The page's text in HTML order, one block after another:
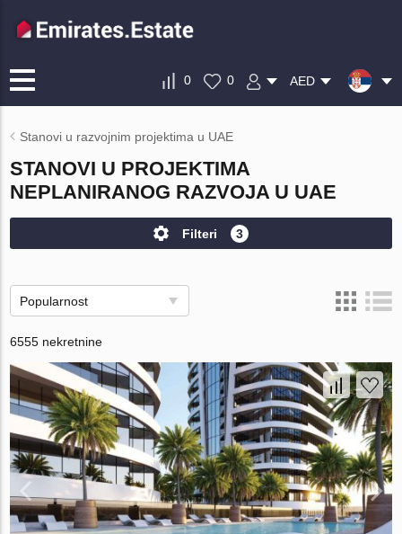
0 0 AED
Stanovi u razvojnim projektima u UAE
STANOVI U PROJEKTIMA
NEPLANIRANOG RAZVOJA U UAE
Filteri 3
Popularnost
6555 nekretnine